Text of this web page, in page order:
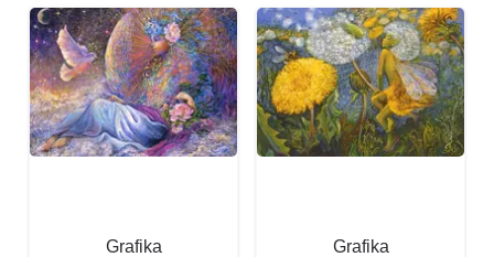
Grafika
Grafika